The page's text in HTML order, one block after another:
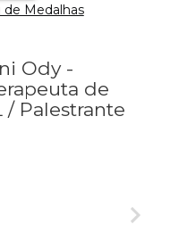
Medalhas
Ody -
de
/ Palestrante